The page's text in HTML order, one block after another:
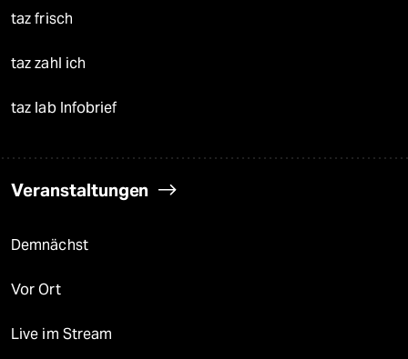
taz frisch
taz zahl ich
taz lab Infobrief
Veranstaltungen
Demnächst
Vor Ort
Live im Stream